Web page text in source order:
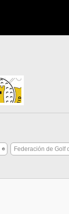
Federación de Golf